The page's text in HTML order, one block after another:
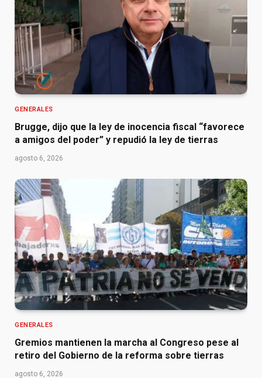
GENERALES
Brugge, dijo que la ley de inocencia fiscal “favorece
a amigos del poder” y repudió la ley de tierras
agosto 6, 2026
GENERALES
Gremios mantienen la marcha al Congreso pese al
retiro del Gobierno de la reforma sobre tierras
agosto 6, 2026